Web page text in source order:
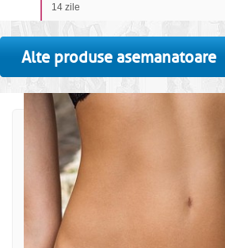
14 zile
Alte produse asemanatoare